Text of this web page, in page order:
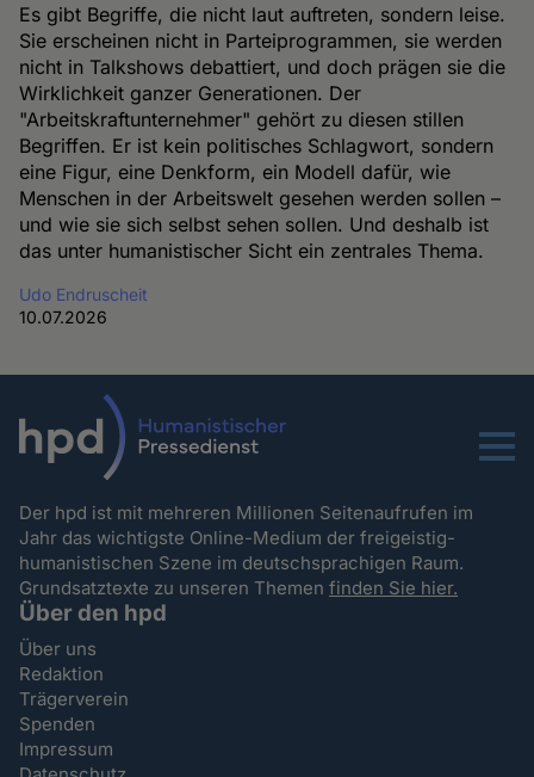
Es gibt Begriffe, die nicht laut auftreten, sondern leise.
Sie erscheinen nicht in Parteiprogrammen, sie werden
nicht in Talkshows debattiert, und doch prägen sie die
Wirklichkeit ganzer Generationen. Der
"Arbeitskraftunternehmer" gehört zu diesen stillen
Begriffen. Er ist kein politisches Schlagwort, sondern
eine Figur, eine Denkform, ein Modell dafür, wie
Menschen in der Arbeitswelt gesehen werden sollen –
und wie sie sich selbst sehen sollen. Und deshalb ist
das unter humanistischer Sicht ein zentrales Thema.
Udo Endruscheit
10.07.2026
Menu
Der hpd ist mit mehreren Millionen Seitenaufrufen im
Jahr das wichtigste Online-Medium der freigeistig-
humanistischen Szene im deutschsprachigen Raum.
Grundsatztexte zu unseren Themenfinden Sie hier.
Über den hpd
Über uns
Redaktion
Trägerverein
Spenden
Impressum